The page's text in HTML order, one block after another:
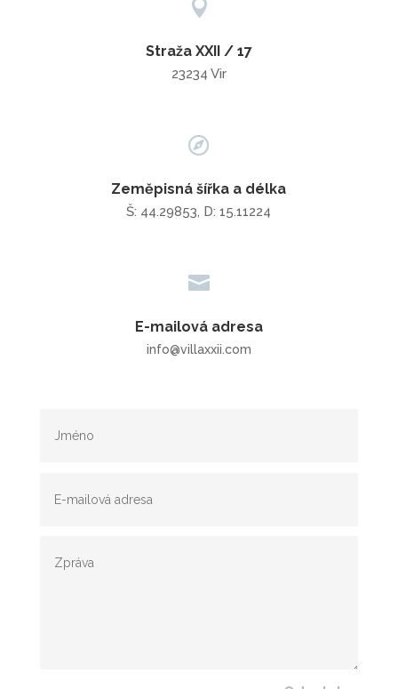

Straža XXII / 17
23234 Vir

Zeměpisná šířka a délka
Š: 44.29853, D: 15.11224

E-mailová adresa
info@villaxxii.com